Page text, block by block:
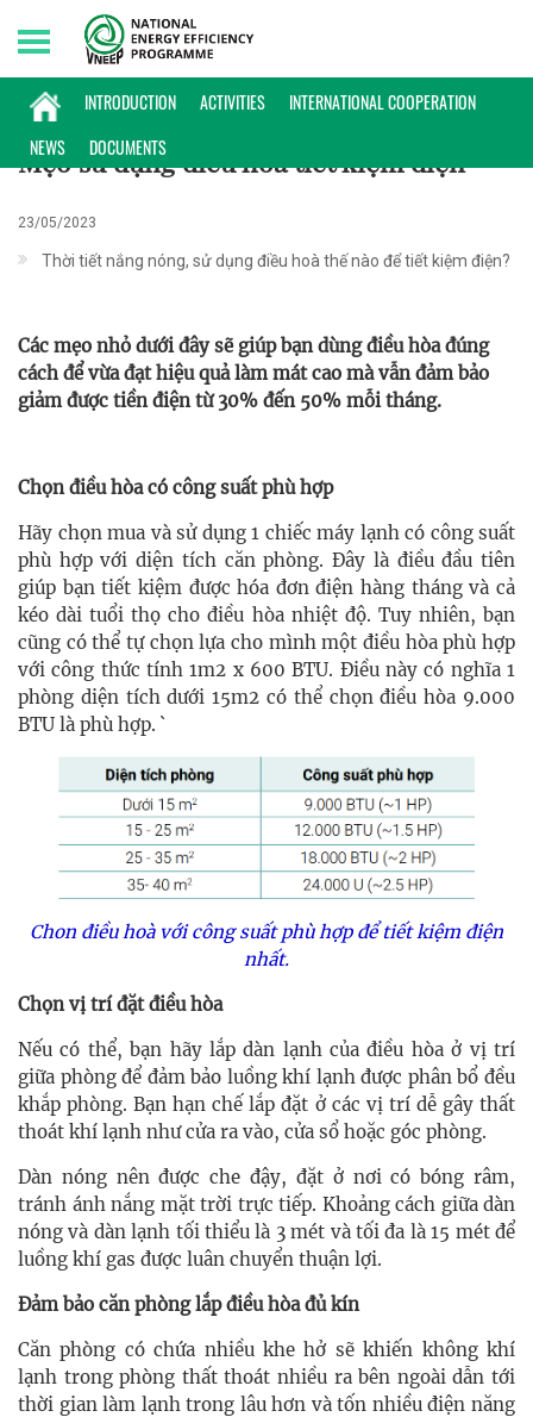
INTRODUCTION ACTIVITIES
INTERNATIONAL COOPERATION
NEWS
DOCUMENTS
Sunday, 09/08/2026 | 21:24 GMT+7
MẸO HỮU ÍCH
Mẹo sử dụng điều hòa tiết kiệm điện
23/05/2023
Thời tiết nắng nóng, sử dụng điều hoà thế nào để tiết kiệm điện?
Các mẹo nhỏ dưới đây sẽ giúp bạn dùng điều hòa đúng
cách để vừa đạt hiệu quả làm mát cao mà vẫn đảm bảo
giảm được tiền điện từ 30% đến 50% mỗi tháng.
Chọn điều hòa có công suất phù hợp
Hãy chọn mua và sử dụng 1 chiếc máy lạnh có công suất
phù hợp với diện tích căn phòng. Đây là điều đầu tiên
giúp bạn tiết kiệm được hóa đơn điện hàng tháng và cả
kéo dài tuổi thọ cho điều hòa nhiệt độ. Tuy nhiên, bạn
cũng có thể tự chọn lựa cho mình một điều hòa phù hợp
với công thức tính 1m2 x 600 BTU. Điều này có nghĩa 1
phòng diện tích dưới 15m2 có thể chọn điều hòa 9.000
BTU là phù hợp. `
Chon điều hoà với công suất phù hợp để tiết kiệm điện
nhất.
Chọn vị trí đặt điều hòa
Nếu có thể, bạn hãy lắp dàn lạnh của điều hòa ở vị trí
giữa phòng để đảm bảo luồng khí lạnh được phân bổ đều
khắp phòng. Bạn hạn chế lắp đặt ở các vị trí dễ gây thất
thoát khí lạnh như cửa ra vào, cửa sổ hoặc góc phòng.
Dàn nóng nên được che đậy, đặt ở nơi có bóng râm,
tránh ánh nắng mặt trời trực tiếp. Khoảng cách giữa dàn
nóng và dàn lạnh tối thiểu là 3 mét và tối đa là 15 mét để
luồng khí gas được luân chuyển thuận lợi.
Đảm bảo căn phòng lắp điều hòa đủ kín
Căn phòng có chứa nhiều khe hở sẽ khiến không khí
lạnh trong phòng thất thoát nhiều ra bên ngoài dẫn tới
thời gian làm lạnh trong lâu hơn và tốn nhiều điện năng